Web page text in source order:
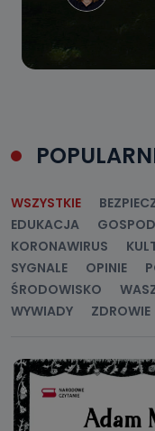
WSZYSTKIE
EDUKACJA
KORONAWIRUS
SYGNALE
OPINIE
ŚRODOWISKO
WYWIADY
ZDROWIE